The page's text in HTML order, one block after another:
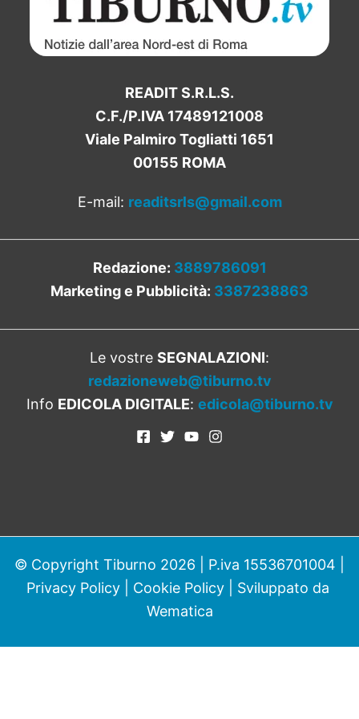
READIT S.R.L.S.
C.F./P.IVA 17489121008
Viale Palmiro Togliatti 1651
00155 ROMA
E-mail: readitsrls@gmail.com
Redazione: 3889786091
Marketing e Pubblicità: 3387238863
Le vostre SEGNALAZIONI:
redazioneweb@tiburno.tv
Info EDICOLA DIGITALE: edicola@tiburno.tv
© Copyright Tiburno 2026 | P.iva 15536701004 |
Privacy Policy| Cookie Policy| Sviluppato da
Wematica